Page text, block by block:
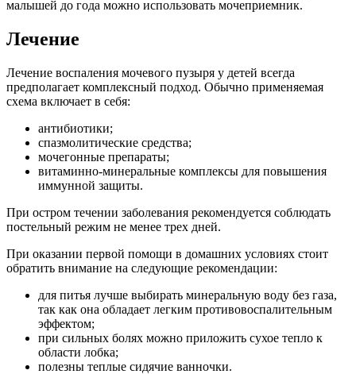
малышей до года можно использовать мочеприемник.
Лечение
Лечение воспаления мочевого пузыря у детей всегда
предполагает комплексный подход. Обычно применяемая
схема включает в себя:
антибиотики;
спазмолитические средства;
мочегонные препараты;
витаминно-минеральные комплексы для повышения
иммунной защиты.
При остром течении заболевания рекомендуется соблюдать
постельный режим не менее трех дней.
При оказании первой помощи в домашних условиях стоит
обратить внимание на следующие рекомендации:
для питья лучше выбирать минеральную воду без газа,
так как она обладает легким противовоспалительным
эффектом;
при сильных болях можно приложить сухое тепло к
области лобка;
полезны теплые сидячие ванночки.